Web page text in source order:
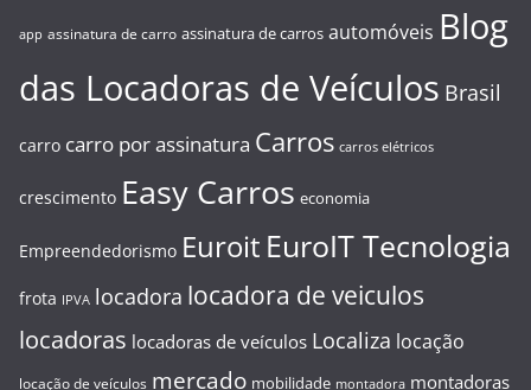
app assinatura de carro assinatura de carros automóveis Blog
das Locadoras de Veículos Brasil
carro carro por assinatura Carros carros elétricos
crescimento Easy Carros economia
Empreendedorismo Euroit EuroIT Tecnologia
frota IPVA locadora locadora de veiculos
locadoras locadoras de veículos Localiza locação
locação de veículos mercado mobilidade montadora montadoras